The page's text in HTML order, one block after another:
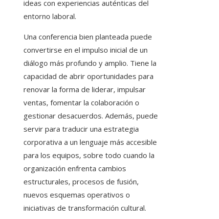
ideas con experiencias auténticas del
entorno laboral.
Una conferencia bien planteada puede
convertirse en el impulso inicial de un
diálogo más profundo y amplio. Tiene la
capacidad de abrir oportunidades para
renovar la forma de liderar, impulsar
ventas, fomentar la colaboración o
gestionar desacuerdos. Además, puede
servir para traducir una estrategia
corporativa a un lenguaje más accesible
para los equipos, sobre todo cuando la
organización enfrenta cambios
estructurales, procesos de fusión,
nuevos esquemas operativos o
iniciativas de transformación cultural.